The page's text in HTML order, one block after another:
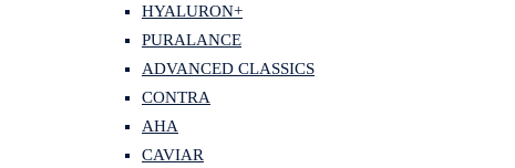
HYALURON+
PURALANCE
ADVANCED CLASSICS
CONTRA
AHA
CAVIAR